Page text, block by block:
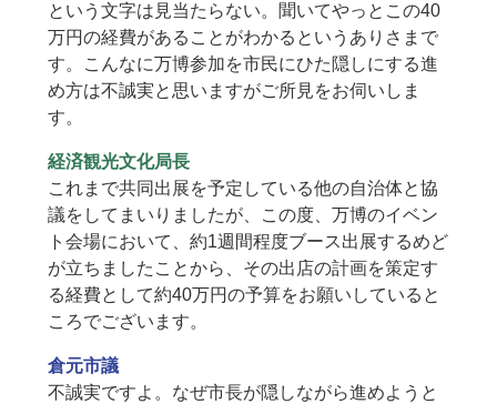
という文字は見当たらない。聞いてやっとこの40
万円の経費があることがわかるというありさまで
す。こんなに万博参加を市民にひた隠しにする進
め方は不誠実と思いますがご所見をお伺いしま
す。
経済観光文化局長
これまで共同出展を予定している他の自治体と協
議をしてまいりましたが、この度、万博のイベン
ト会場において、約1週間程度ブース出展するめど
が立ちましたことから、その出店の計画を策定す
る経費として約40万円の予算をお願いしていると
ころでございます。
倉元市議
不誠実ですよ。なぜ市長が隠しながら進めようと